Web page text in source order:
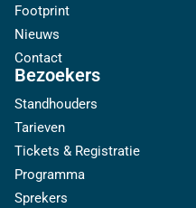
Footprint
Nieuws
Contact
Bezoekers
Standhouders
Tarieven
Tickets & Registratie
Programma
Sprekers